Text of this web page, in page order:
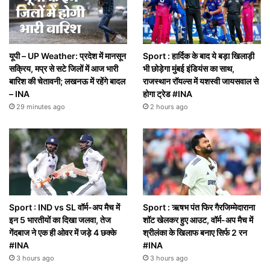
यूपी – UP Weather: प्रदेश में मानसून
सक्रिय, मप्र से सटे जिलों में आज भारी
बारिश की चेतावनी; लखनऊ में रहेंगे बादल
– INA
29 minutes ago
Sport : हार्दिक के बाद ये बड़ा खिलाड़ी
भी छोड़ेगा मुंबई इंडियंस का साथ,
राजस्थान रॉयल्स में यशस्वी जायसवाल से
होगा ट्रेड #INA
2 hours ago
Sport : IND vs SL वॉर्म-अप मैच में
इन 5 भारतीयों का दिखा जलवा, तेज
गेंदबाज ने एक ही ओवर में जड़े 4 छक्के
#INA
3 hours ago
Sport : ऋषभ पंत फिर गैरजिम्मेदाराना
शॉट खेलकर हुए आउट, वॉर्म-अप मैच में
श्रीलंका के खिलाफ बनाए सिर्फ 2 रन
#INA
3 hours ago